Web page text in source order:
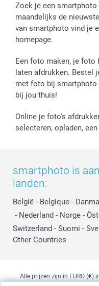
Zoek je een
maandelijks de
van smartphoto vind je
homepage.
Een foto maken, je foto
laten afdrukken. Bestel
met foto bij smartphoto
bij jou thuis!
Online je foto's
selecteren, opladen,
smartphoto is
landen:
België - Belgique -
- Nederland - Norge -
Switzerland - Suomi -
Other Countries
Alle prijzen zijn in EURO (€)